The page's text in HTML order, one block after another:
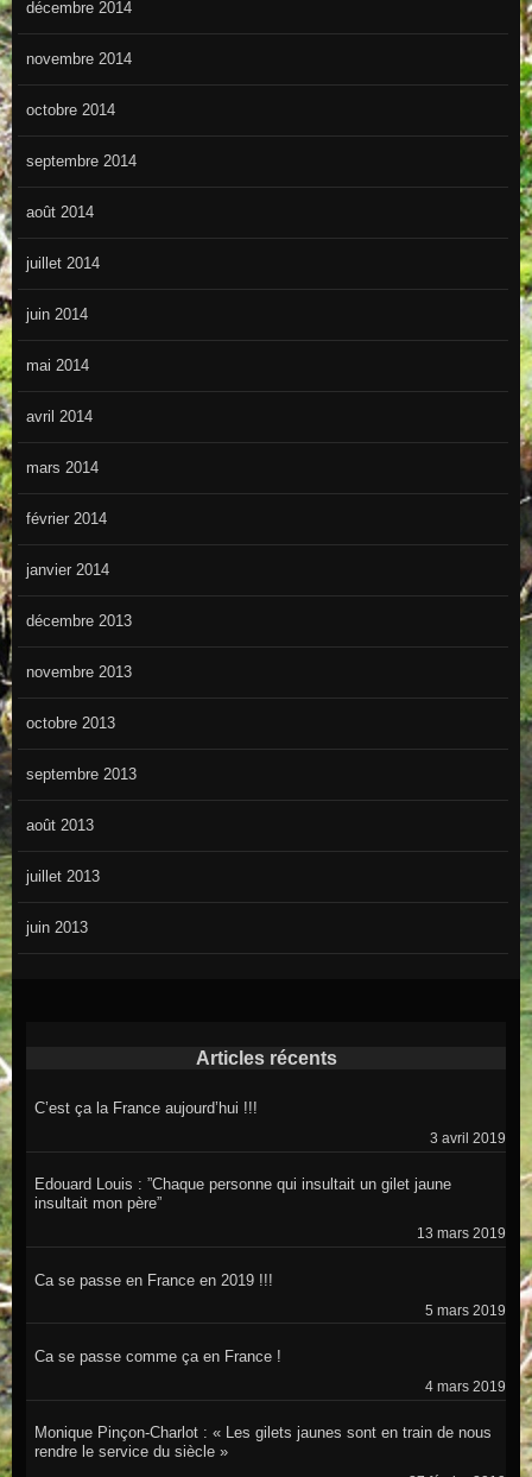
décembre 2014
novembre 2014
octobre 2014
septembre 2014
août 2014
juillet 2014
juin 2014
mai 2014
avril 2014
mars 2014
février 2014
janvier 2014
décembre 2013
novembre 2013
octobre 2013
septembre 2013
août 2013
juillet 2013
juin 2013
Articles récents
C’est ça la France aujourd’hui !!!
3 avril 2019
Edouard Louis : ”Chaque personne qui insultait un gilet jaune
insultait mon père”
13 mars 2019
Ca se passe en France en 2019 !!!
5 mars 2019
Ca se passe comme ça en France !
4 mars 2019
Monique Pinçon-Charlot : « Les gilets jaunes sont en train de nous
rendre le service du siècle »